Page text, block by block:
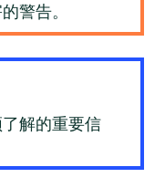
警告。
解的重要信